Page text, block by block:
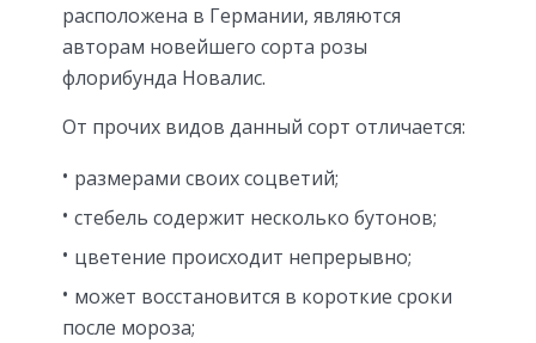
расположена в Германии, являются
авторам новейшего сорта розы
флорибунда Новалис.
От прочих видов данный сорт отличается:
размерами своих соцветий;
стебель содержит несколько бутонов;
цветение происходит непрерывно;
может восстановится в короткие сроки
после мороза;